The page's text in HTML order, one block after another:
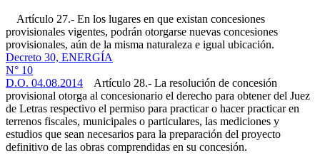
Artículo 27.- En los lugares en que existan concesiones
provisionales vigentes, podrán otorgarse nuevas concesiones
provisionales, aún de la misma naturaleza e igual ubicación.
Decreto 30, ENERGÍA
N° 10
D.O. 04.08.2014 Artículo 28.- La resolución de concesión
provisional otorga al concesionario el derecho para obtener del Juez
de Letras respectivo el permiso para practicar o hacer practicar en
terrenos fiscales, municipales o particulares, las mediciones y
estudios que sean necesarios para la preparación del proyecto
definitivo de las obras comprendidas en su concesión.